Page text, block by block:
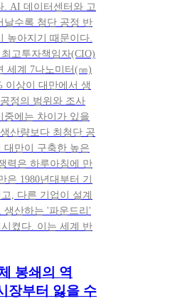
. AI 데이터센터와 고
날수록 첨단 공정 반
높아지기 때문이다.
고투자책임자(CIO)
세계 7나노미터(㎚)
이상이 대만에서 생
정의 범위와 조사
중에는 차이가 있을
산량보다 최첨단 공
대만이 구축한 높은
력은 하루아침에 만
은 1980년대부터 기
, 다른 기업이 설계
생산하는 '파운드리'
켰다. 이는 세계 반
봉쇄의 역
장부터 잃을 수